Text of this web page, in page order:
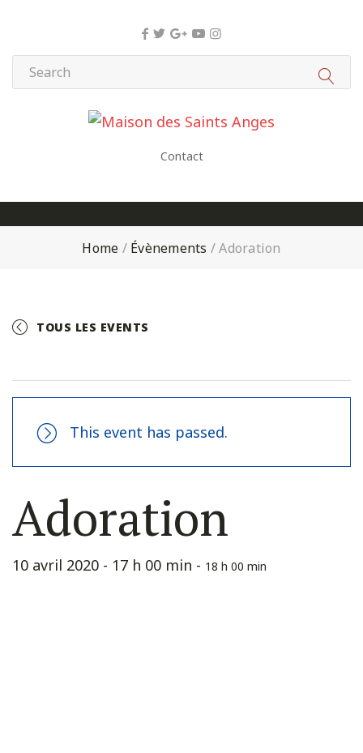
Contact
Home / Évènements /Adoration
TOUS LES EVENTS
This event has passed.
Adoration
10 avril 2020 - 17 h 00 min - 18 h 00 min